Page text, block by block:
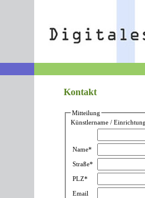
Kontakt
Mitteilung
Künstlername /
Name*
Straße*
PLZ*
Email